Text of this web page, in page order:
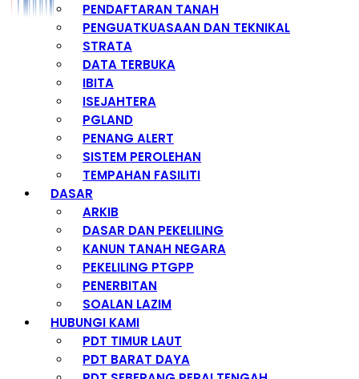
PENDAFTARAN TANAH
PENGUATKUASAAN DAN TEKNIKAL
STRATA
DATA TERBUKA
IBITA
ISEJAHTERA
PGLAND
PENANG ALERT
SISTEM PEROLEHAN
TEMPAHAN FASILITI
DASAR
ARKIB
DASAR DAN PEKELILING
KANUN TANAH NEGARA
PEKELILING PTGPP
PENERBITAN
SOALAN LAZIM
HUBUNGI KAMI
PDT TIMUR LAUT
PDT BARAT DAYA